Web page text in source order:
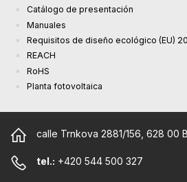
Catálogo de presentación
Manuales
Requisitos de diseño ecológico (EU)
REACH
RoHS
Planta fotovoltaica
calle Trnkova 2881/156, 628 00
tel.: +420 544 500 327